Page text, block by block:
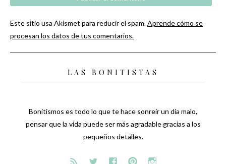
Este sitio usa Akismet para reducir el spam.Aprende cómo se
procesan los datos de tus comentarios.
LAS BONITISTAS
Bonitismos es todo lo que te hace sonreír un día malo,
pensar que la vida puede ser más agradable gracias a los
pequeños detalles.